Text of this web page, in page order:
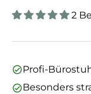
2
Profi-
Besonders